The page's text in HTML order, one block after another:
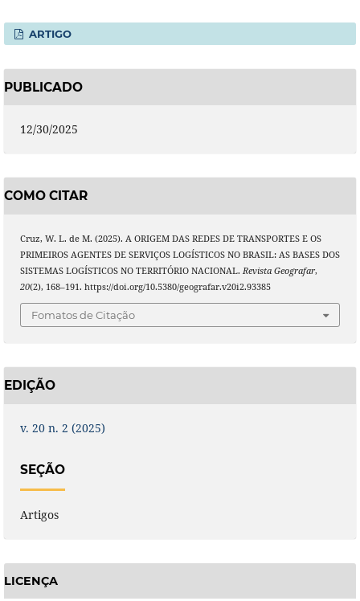
ARTIGO
PUBLICADO
12/30/2025
COMO CITAR
Cruz, W. L. de M. (2025). A ORIGEM DAS REDES DE TRANSPORTES E OS
PRIMEIROS AGENTES DE SERVIÇOS LOGÍSTICOS NO BRASIL: AS BASES DOS
SISTEMAS LOGÍSTICOS NO TERRITÓRIO NACIONAL. Revista Geografar,
20(2), 168–191. https://doi.org/10.5380/geografar.v20i2.93385
Fomatos de Citação
EDIÇÃO
v. 20 n. 2 (2025)
SEÇÃO
Artigos
LICENÇA